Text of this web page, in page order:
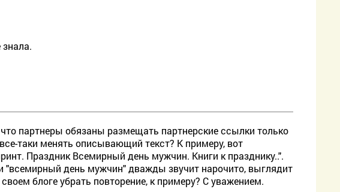
партнеры обязаны размещать партнерские ссылки только
таки менять описывающий текст? К примеру, вот
Праздник Всемирный день мужчин. Книги к празднику..".
"всемирный день мужчин" дважды звучит нарочито, выглядит
блоге убрать повторение, к примеру? С уважением.